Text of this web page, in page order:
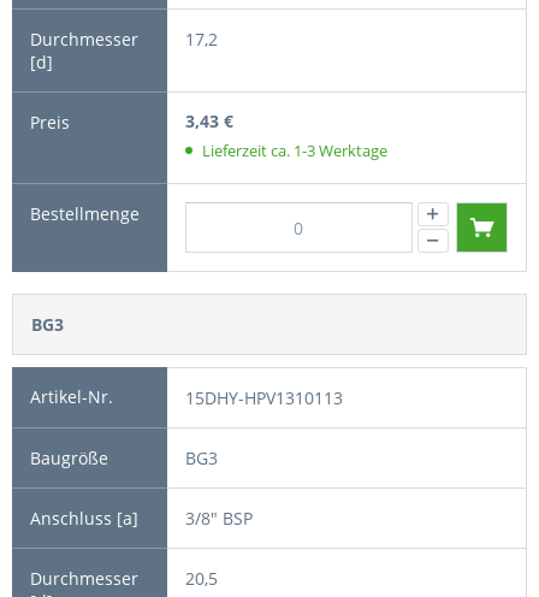
17,2
3,43 €
Lieferzeit ca. 1-3 Werktage
BG3
15DHY-HPV1310113
BG3
3/8" BSP
20,5